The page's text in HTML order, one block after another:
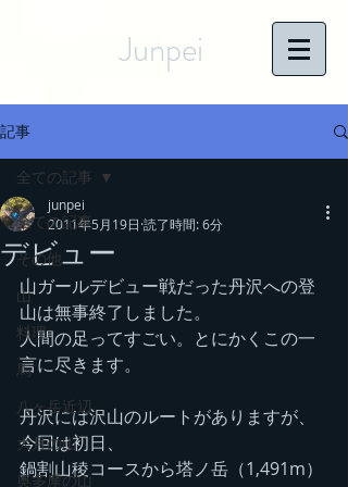
Junpei
記事
全ての記事
その他
山
料理
馬
八ヶ岳近辺
大月の山
奥多摩の山
全ての記事
デビュー
junpei
2011年5月19日 読了時間: 6分
山ガールデビュー戦だった丹沢への登
山は無事終了しました。
人間の足ってすごい。とにかくこの一
言に尽きます。
丹沢には沢山のルートがありますが、
今回は初日、
鍋割山稜コースから塔ノ岳（1,491m）